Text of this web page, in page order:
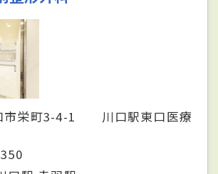
市栄町3-4-1 川口駅東口医療